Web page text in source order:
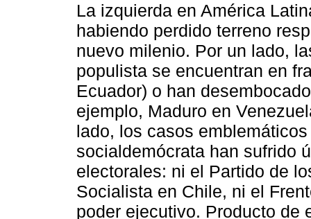
La izquierda en América
habiendo perdido terreno
nuevo milenio. Por un lado,
populista se encuentran en
Ecuador) o han
ejemplo, Maduro en
lado, los casos
socialdemócrata han sufrido
electorales: ni el Partido de
Socialista en Chile, ni el
poder ejecutivo. Producto de